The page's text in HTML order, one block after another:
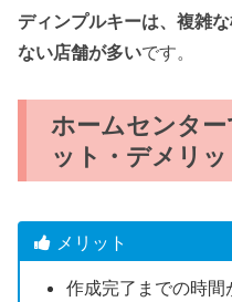
ディンプルキーは、複雑
ない店舗が多いです。
ホームセンタ
ット・デメリッ
メリット
作成完了までの時間